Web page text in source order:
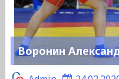
Воронин